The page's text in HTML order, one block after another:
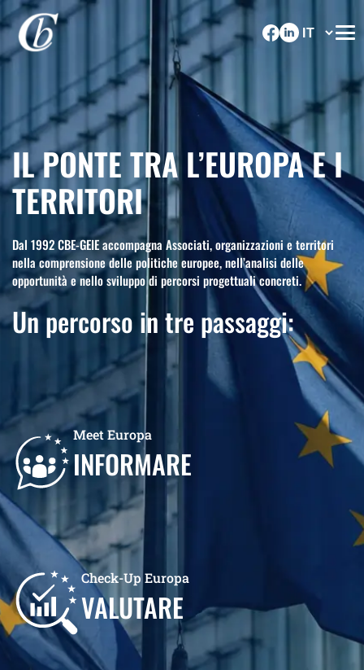
IL PONTE TRA L’EUROPA E I
TERRITORI
Dal 1992 CBE-GEIE accompagna Associati, organizzazioni e territori
nella comprensione delle politiche europee, nell’analisi delle
opportunità e nello sviluppo di percorsi progettuali concreti.
Un percorso in tre passaggi:
Meet Europa
INFORMARE
Check-Up Europa
VALUTARE